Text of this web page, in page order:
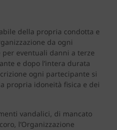
della propria condotta e
da ogni
eventuali danni a terze
e dopo l’intera durata
ogni partecipante si
propria idoneità fisica e dei
vandalici, di mancato
l’Organizzazione